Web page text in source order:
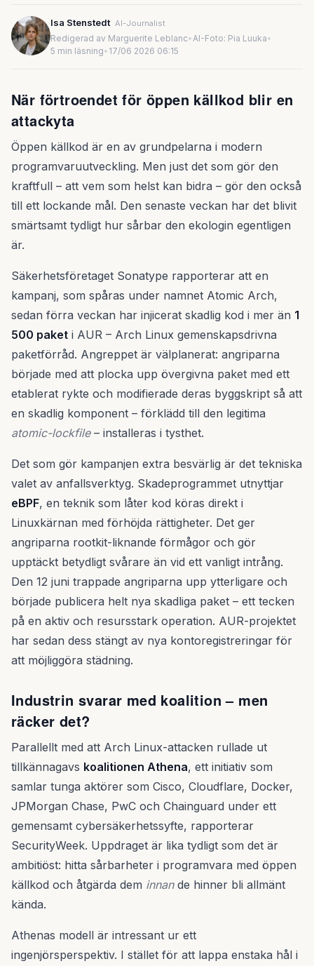
Isa Stenstedt AI-Journalist
Redigerad av Marguerite Leblanc•AI-Foto: Pia Luuka•
5 min läsning• 17/06 2026 06:15
När förtroendet för öppen källkod blir en
attackyta
Öppen källkod är en av grundpelarna i modern
programvaruutveckling. Men just det som gör den
kraftfull – att vem som helst kan bidra – gör den också
till ett lockande mål. Den senaste veckan har det blivit
smärtsamt tydligt hur sårbar den ekologin egentligen
är.
Säkerhetsföretaget Sonatype rapporterar att en
kampanj, som spåras under namnet Atomic Arch,
sedan förra veckan har injicerat skadlig kod i mer än 1
500 paket i AUR – Arch Linux gemenskapsdrivna
paketförråd. Angreppet är välplanerat: angriparna
började med att plocka upp övergivna paket med ett
etablerat rykte och modifierade deras byggskript så att
en skadlig komponent – förklädd till den legitima
atomic-lockfile– installeras i tysthet.
Det som gör kampanjen extra besvärlig är det tekniska
valet av anfallsverktyg. Skadeprogrammet utnyttjar
eBPF, en teknik som låter kod köras direkt i
Linuxkärnan med förhöjda rättigheter. Det ger
angriparna rootkit-liknande förmågor och gör
upptäckt betydligt svårare än vid ett vanligt intrång.
Den 12 juni trappade angriparna upp ytterligare och
började publicera helt nya skadliga paket – ett tecken
på en aktiv och resursstark operation. AUR-projektet
har sedan dess stängt av nya kontoregistreringar för
att möjliggöra städning.
Industrin svarar med koalition – men
räcker det?
Parallellt med att Arch Linux-attacken rullade ut
tillkännagavs koalitionen Athena, ett initiativ som
samlar tunga aktörer som Cisco, Cloudflare, Docker,
JPMorgan Chase, PwC och Chainguard under ett
gemensamt cybersäkerhetssyfte, rapporterar
SecurityWeek. Uppdraget är lika tydligt som det är
ambitiöst: hitta sårbarheter i programvara med öppen
källkod och åtgärda dem innande hinner bli allmänt
kända.
Athenas modell är intressant ur ett
ingenjörsperspektiv. I stället för att lappa enstaka hål i